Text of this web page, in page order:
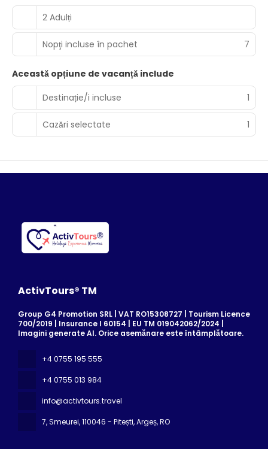
2 Adulți
Nopţi incluse în pachet 7
Această opțiune de vacanță include
Destinație/i incluse
1
Cazări selectate 1
ActivTours® TM
Group G4 Promotion SRL | VAT RO15308727 | Tourism Licence
700/2019 | Insurance I 60154 | EU TM 019042062/2024 |
Imagini generate AI. Orice asemănare este întâmplătoare.
+4 0755 195 555
+4 0755 013 984
info@activtours.travel
7, Smeurei, 110046 - Pitești, Argeș, RO